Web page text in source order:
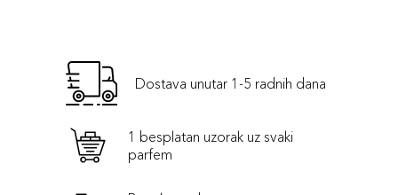
Dostava unutar 1-5 radnih dana
1 besplatan uzorak uz svaki
parfem